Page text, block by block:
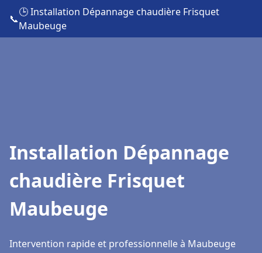
📞
🕒 Installation Dépannage chaudière Frisquet
Maubeuge
Installation Dépannage
chaudière Frisquet
Maubeuge
Intervention rapide et professionnelle à Maubeuge